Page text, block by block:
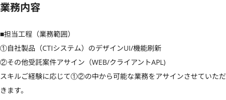
業務内容
■担当工程（業務範囲）
①自社製品（CTIシステム）のデザインUI/機能刷新
②その他受託案件アサイン（WEB/クライアントAPL)
スキルご経験に応じて①②の中から可能な業務をアサインさせていただ
きます。